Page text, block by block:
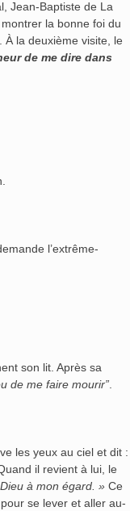
Jean-Baptiste de La
la bonne foi du
À la deuxième visite, le
de me dire dans
l’extrême-
son lit. Après sa
de me faire mourir”.
les yeux au ciel et dit :
il revient à lui, le
à mon égard. » Ce
se lever et aller au-